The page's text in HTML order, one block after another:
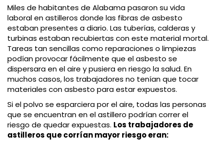
Miles de habitantes de Alabama pasaron su vida
laboral en astilleros donde las fibras de asbesto
estaban presentes a diario. Las tuberías, calderas y
turbinas estaban recubiertas con este material mortal.
Tareas tan sencillas como reparaciones o limpiezas
podían provocar fácilmente que el asbesto se
dispersara en el aire y pusiera en riesgo la salud. En
muchos casos, los trabajadores no tenían que tocar
materiales con asbesto para estar expuestos.
Si el polvo se esparciera por el aire, todas las personas
que se encuentran en el astillero podrían correr el
riesgo de quedar expuestas. Los trabajadores de
astilleros que corrían mayor riesgo eran: